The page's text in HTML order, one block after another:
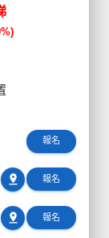
報名
報名
pin_drop
報名
pin_drop